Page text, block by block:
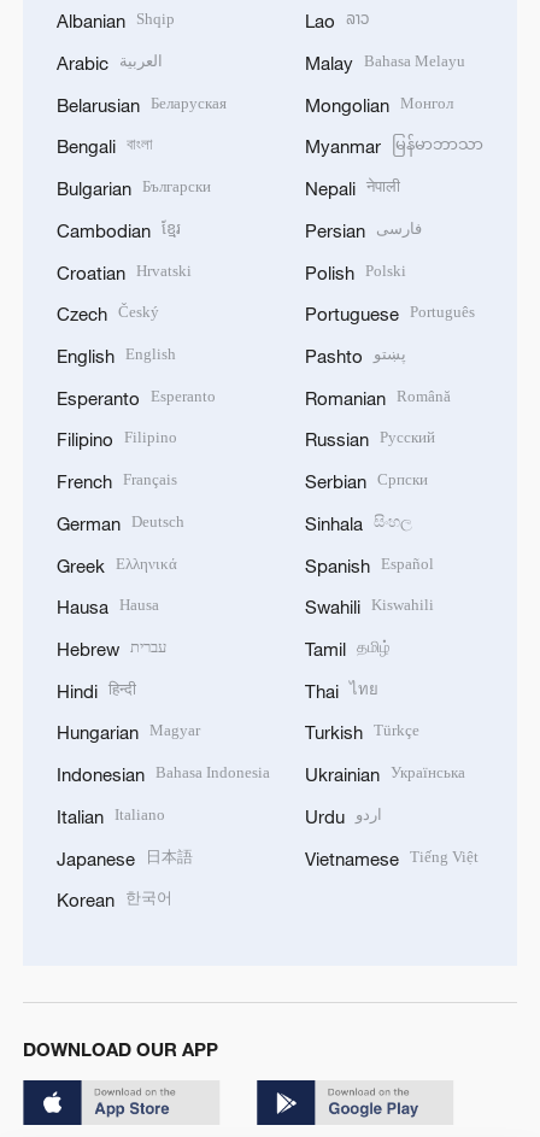
Albanian Shqip
Arabic العربية
Belarusian Беларуская
Bengali বাংলা
Bulgarian Български
Cambodian ខ្មែរ
Croatian Hrvatski
Czech Český
English English
Esperanto Esperanto
Filipino Filipino
French Français
German Deutsch
Greek Ελληνικά
Hausa Hausa
Hebrew עברית
Hindi हिन्दी
Hungarian Magyar
Indonesian Bahasa Indonesia
Italian Italiano
Japanese 日本語
Korean 한국어
Lao ລາວ
Malay Bahasa Melayu
Mongolian Монгол
Myanmar မြန်မာဘာသာ
Nepali नेपाली
Persian فارسی
Polish Polski
Portuguese Português
Pashto پښتو
Romanian Română
Russian Русский
Serbian Српски
Sinhala සිංහල
Spanish Español
Swahili Kiswahili
Tamil தமிழ்
Thai ไทย
Turkish Türkçe
Ukrainian Українська
Urdu اردو
Vietnamese Tiếng Việt
DOWNLOAD OUR APP